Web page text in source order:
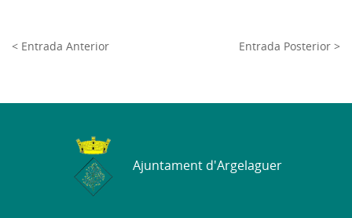
< Entrada Anterior Entrada Posterior >
Ajuntament d'Argelaguer